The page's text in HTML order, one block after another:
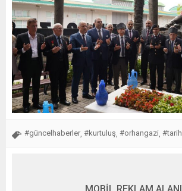
#güncelhaberler, #kurtuluş, #orhangazi, #tarih